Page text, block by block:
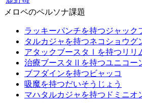
メロペのペルソナ課題
ラッキーパンチを持つジャック
タルカジャを持つネコショウグ
アタックブースタⅠを持つリリ
治療ブースタⅡを持つユニコー
ブフダインを持つビャッコ
吸魔を持つだいそうじょう
マハタルカジャを持つドミニオ